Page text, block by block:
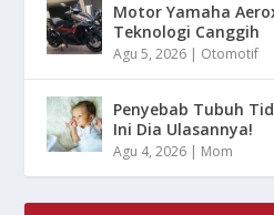
Motor Yamaha
Teknologi Canggih
Agu 5, 2026 | Otomotif
Penyebab Tubuh
Ini Dia Ulasannya!
Agu 4, 2026 | Mom